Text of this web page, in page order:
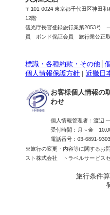
〒101-0024 東京都千代田区神田
12階
観光庁長官登録旅行業第2053号
員 ボンド保証会員 旅行業公正
標識・各種約款・その他 │
個人情報保護方針 |近畿日
お客様個人情報の
わせ
個人情報管理者：渡辺
受付時間：月～金
電話番号：03-6891-9303
※旅行の変更・内容等に関するお
スト株式会社 トラベルサービス
旅行条件